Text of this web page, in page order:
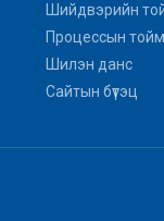
Шийдвэрийн
Процессын тойм
Шилэн данс
Сайтын бүтэц